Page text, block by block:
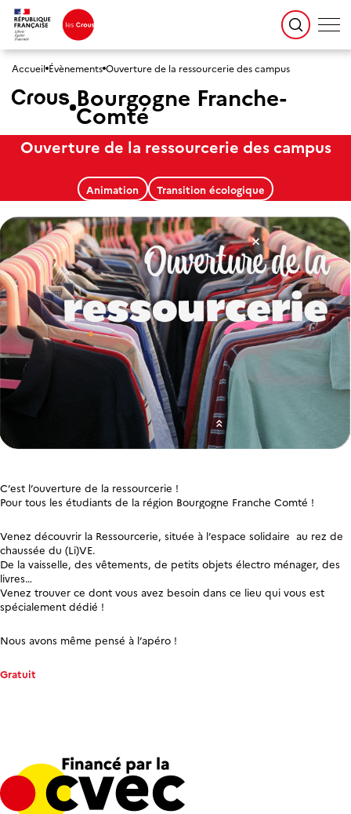
Accueil Évènements Ouverture de la ressourcerie des campus
Bourgogne Franche-
Comté
Ouverture de la ressourcerie des campus
Animation Transition écologique
C’est l’ouverture de la ressourcerie !
Pour tous les étudiants de la région Bourgogne Franche Comté !
Venez découvrir la Ressourcerie, située à l’espace solidaire au rez de
chaussée du (Li)VE.
De la vaisselle, des vêtements, de petits objets électro ménager, des
livres…
Venez trouver ce dont vous avez besoin dans ce lieu qui vous est
spécialement dédié !
Nous avons même pensé à l’apéro !
Gratuit